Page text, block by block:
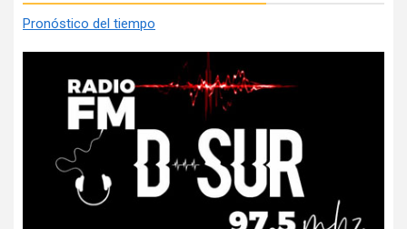
Pronóstico del tiempo